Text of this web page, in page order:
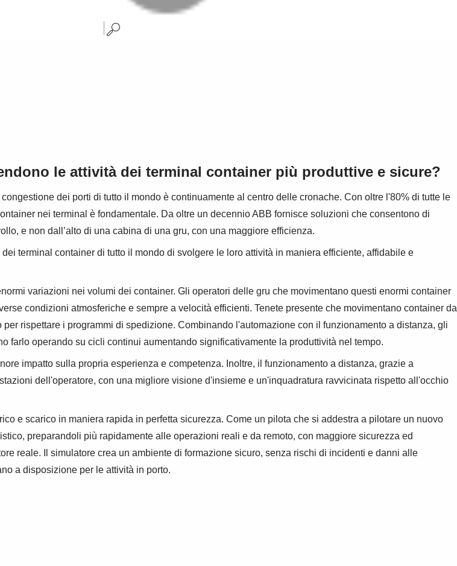
le attività dei terminal container più produttive e sicure?
dei porti di tutto il mondo è continuamente al centro delle cronache. Con oltre l'80% di tutte le
nei terminal è fondamentale. Da oltre un decennio ABB fornisce soluzioni che consentono di
e non dall’alto di una cabina di una gru, con una maggiore efficienza.
terminal container di tutto il mondo di svolgere le loro attività in maniera efficiente, affidabile e
variazioni nei volumi dei container. Gli operatori delle gru che movimentano questi enormi container
condizioni atmosferiche e sempre a velocità efficienti. Tenete presente che movimentano container da
rispettare i programmi di spedizione. Combinando l'automazione con il funzionamento a distanza, gli
farlo operando su cicli continui aumentando significativamente la produttività nel tempo.
impatto sulla propria esperienza e competenza. Inoltre, il funzionamento a distanza, grazie a
dell'operatore, con una migliore visione d'insieme e un'inquadratura ravvicinata rispetto all'occhio
e scarico in maniera rapida in perfetta sicurezza. Come un pilota che si addestra a pilotare un nuovo
preparandoli più rapidamente alle operazioni reali e da remoto, con maggiore sicurezza ed
reale. Il simulatore crea un ambiente di formazione sicuro, senza rischi di incidenti e danni alle
a disposizione per le attività in porto.